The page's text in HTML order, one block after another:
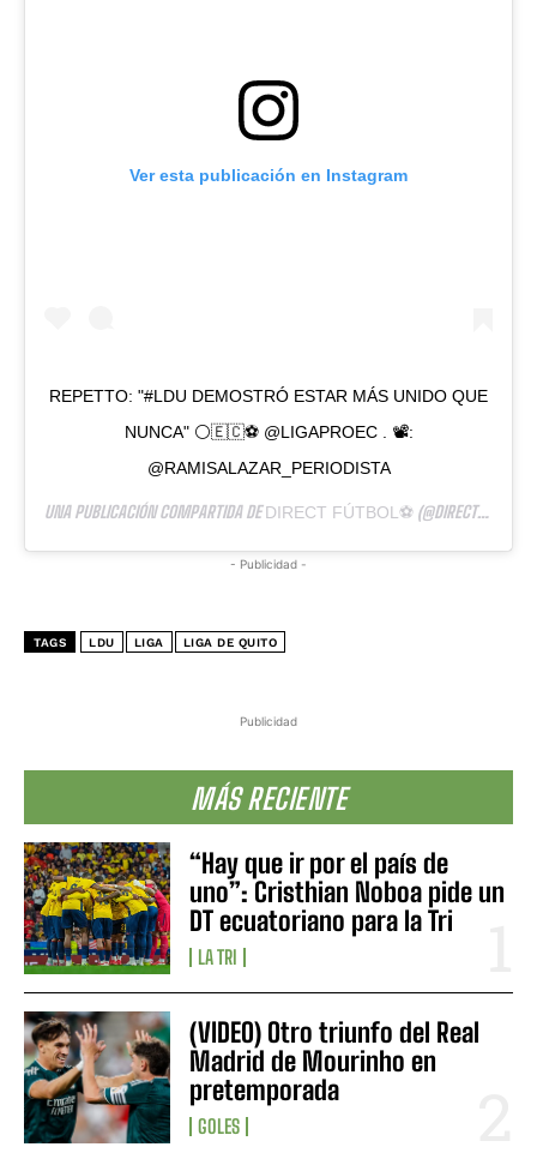
Publicidad
MÁS RECIENTE
“Hay que ir por el país de
uno”: Cristhian Noboa pide un
DT ecuatoriano para la Tri
LA TRI
(VIDEO) Otro triunfo del Real
Madrid de Mourinho en
pretemporada
GOLES
Ver esta publicación en Instagram
REPETTO: "#LDU DEMOSTRÓ ESTAR MÁS UNIDO QUE
NUNCA" ⚪🇪🇨⚽️ @LIGAPROEC . 📽:
@RAMISALAZAR_PERIODISTA
UNA PUBLICACIÓN COMPARTIDA DEDIRECT FÚTBOL⚽️ (@DIRECTFUTBOLEC) EL
- Publicidad -
TAGS LDU LIGA LIGA DE QUITO